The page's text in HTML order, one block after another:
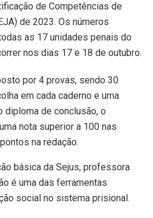
de Competências de
de 2023. Os números
as 17 unidades penais do
nos dias 17 e 18 de outubro.
por 4 provas, sendo 30
em cada caderno e uma
diploma de conclusão, o
nota superior a 100 nas
na redação.
básica da Sejus, professora
é uma das ferramentas
social no sistema prisional.